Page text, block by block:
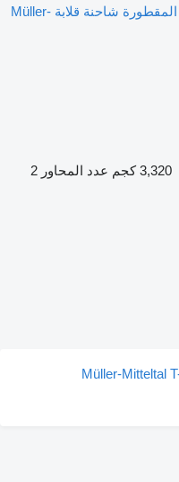
العربات المقطورة شاحنة قلابة Müller-
3,320 كجم عدد المحاور 2